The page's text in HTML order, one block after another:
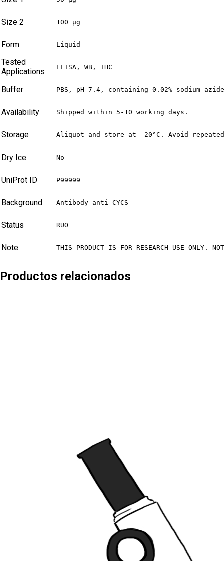
Size 2 100 µg
Form Liquid
Tested
Applications
ELISA, WB, IHC
Buffer PBS, pH 7.4, containing 0.02% sodium
Availability Shipped within 5-10 working days.
Storage Aliquot and store at -20°C. Avoid
Dry Ice No
UniProt ID P99999
Background Antibody anti-CYCS
Status RUO
Note THIS PRODUCT IS FOR RESEARCH USE ONLY.
Productos relacionados